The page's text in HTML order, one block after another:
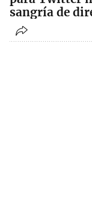
sangría de